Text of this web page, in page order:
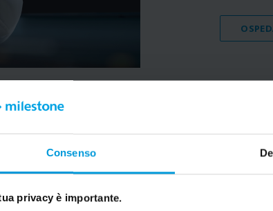
Consenso
privacy è importante.